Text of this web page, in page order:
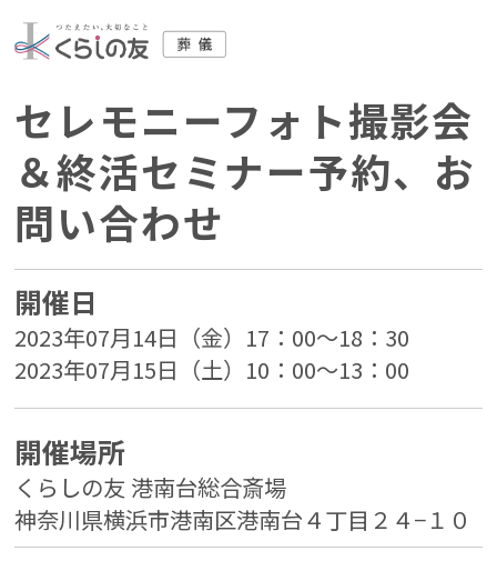
セレモニーフォト撮影会
＆終活セミナー予約、お
問い合わせ
開催日
2023年07月14日（金）17：00～18：30
2023年07月15日（土）10：00～13：00
開催場所
くらしの友 港南台総合斎場
神奈川県横浜市港南区港南台４丁目２４−１０